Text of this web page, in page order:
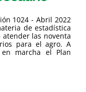
1024 - Abril 2022
de estadística
atender las noventa
para el agro. A
marcha el Plan